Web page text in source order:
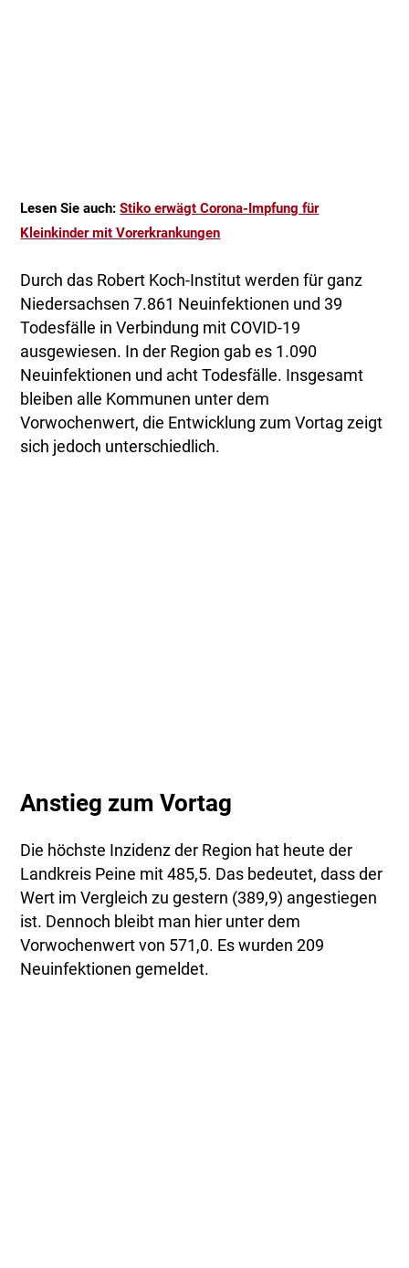
Lesen Sie auch:Stiko erwägt Corona-Impfung für
Kleinkinder mit Vorerkrankungen
Durch das Robert Koch-Institut werden für ganz
Niedersachsen 7.861 Neuinfektionen und 39
Todesfälle in Verbindung mit COVID-19
ausgewiesen. In der Region gab es 1.090
Neuinfektionen und acht Todesfälle. Insgesamt
bleiben alle Kommunen unter dem
Vorwochenwert, die Entwicklung zum Vortag zeigt
sich jedoch unterschiedlich.
Anstieg zum Vortag
Die höchste Inzidenz der Region hat heute der
Landkreis Peine mit 485,5. Das bedeutet, dass der
Wert im Vergleich zu gestern (389,9) angestiegen
ist. Dennoch bleibt man hier unter dem
Vorwochenwert von 571,0. Es wurden 209
Neuinfektionen gemeldet.